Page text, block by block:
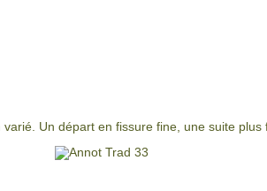
varié. Un départ en fissure fine, une suite